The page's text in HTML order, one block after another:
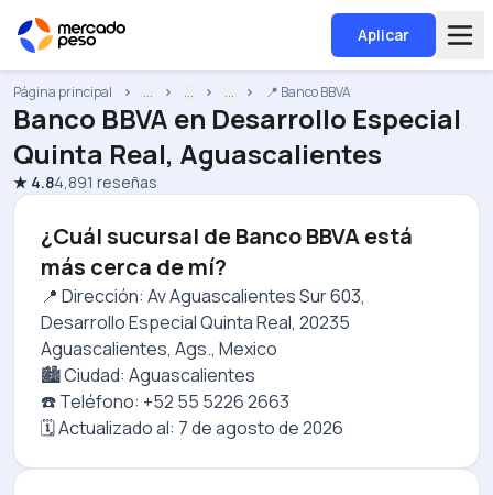
Aplicar
Página principal ... ... ... 📍 Banco BBVA
Banco BBVA en Desarrollo Especial
Quinta Real, Aguascalientes
★ 4.84,891 reseñas
¿Cuál sucursal de Banco BBVA está
más cerca de mí?
📍 Dirección: Av Aguascalientes Sur 603,
Desarrollo Especial Quinta Real, 20235
Aguascalientes, Ags., Mexico
🏙️ Ciudad: Aguascalientes
☎️ Teléfono: +52 55 5226 2663
🗓️ Actualizado al: 7 de agosto de 2026